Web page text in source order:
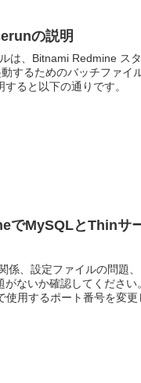
の説明
は、Bitnami Redmine ス
するためのバッチファイ
ると以下の通りです。
でMySQLとThinサ
係、設定ファイルの問題
がないか確認してください
用するポート番号を変更